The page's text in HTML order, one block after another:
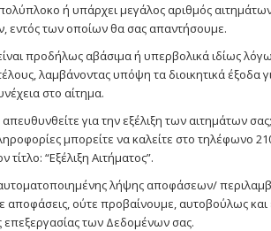
πολύπλοκο ή υπάρχει μεγάλος αριθμός
εντός των οποίων θα σας απαντήσουμε.
προδήλως αβάσιμα ή υπερβολικά ιδίως
λαμβάνοντας υπόψη τα διοικητικά έξοδα
στο αίτημα.
για την εξέλιξη των αιτημάτων
μπορείτε να καλείτε στο τηλέφωνο
“Εξέλιξη Αιτήματος”.
λήψης αποφάσεων/
αποφάσεις, ούτε προβαίνουμε, αυτοβούλως
των Δεδομένων σας.